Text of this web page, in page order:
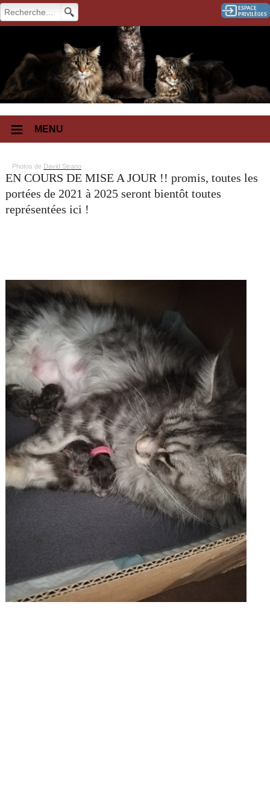
Photos de David Strano
MENU
EN COURS DE MISE A JOUR !! promis, toutes les
portées de 2021 à 2025 seront bientôt toutes
représentées ici !